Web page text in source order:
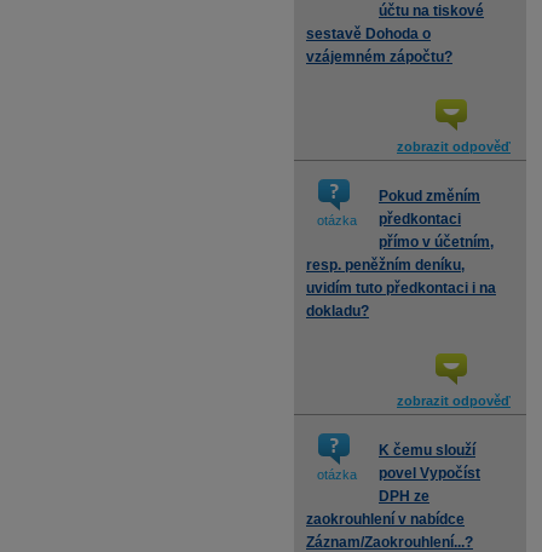
účtu na tiskové
sestavě Dohoda o
vzájemném zápočtu?
zobrazit odpověď
otázka
Pokud změním
předkontaci
přímo v účetním,
resp. peněžním deníku,
uvidím tuto předkontaci i na
dokladu?
zobrazit odpověď
otázka
K čemu slouží
povel Vypočíst
DPH ze
zaokrouhlení v nabídce
Záznam/Zaokrouhlení...?